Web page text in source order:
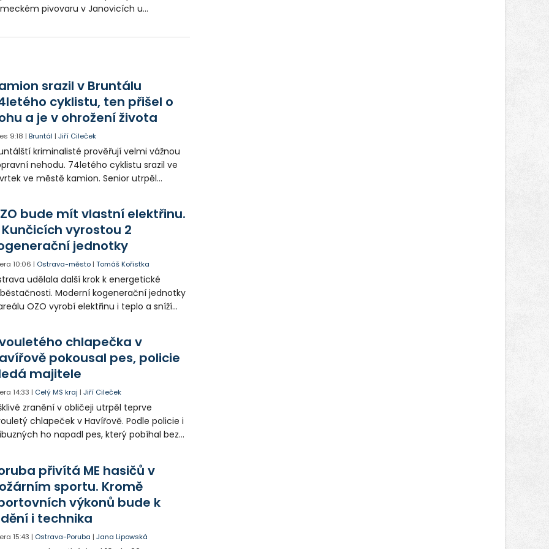
pivovaru v Janovicích u
pivovaru a účastnili dobrovolníci z
srazil v Bruntálu
cyklistu, ten přišel o
a je v ohrožení života
9:18 |Bruntál |Jiří Cileček
kriminalisté prověřují velmi vážnou
nehodu. 74letého cyklistu srazil ve
ve městě kamion. Senior utrpěl
případné svědky.
bude mít vlastní elektřinu.
Kunčicích vyrostou 2
jednotky
10:06 | Ostrava-město |Tomáš Kořistka
udělala další krok k energetické
Moderní kogenerační jednotky
OZO vyrobí elektřinu i teplo a sníží
přímo v Kunčicích.
chlapečka v
pokousal pes, policie
majitele
14:33 | Celý MS kraj |Jiří Cileček
zranění v obličeji utrpěl teprve
chlapeček v Havířově. Podle policie i
ho napadl pes, který pobíhal bez
Případem už se zabývá policie, která
psa hledá.
přivítá ME hasičů v
sportu. Kromě
výkonů bude k
i technika
15:43 | Ostrava-Poruba |Jana Lipowská